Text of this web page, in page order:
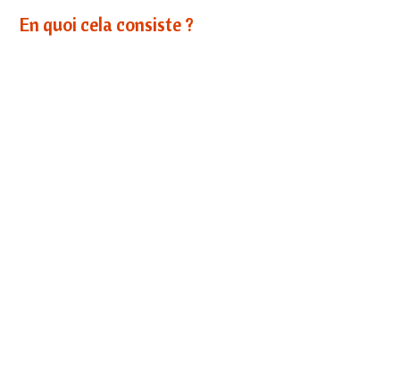
En quoi cela consiste ?